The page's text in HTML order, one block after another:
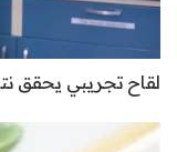
لقاح تجريبي يحقق